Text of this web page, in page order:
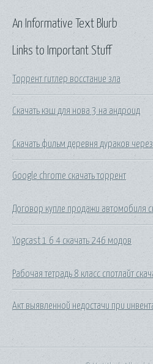
Links to Important Stuff
Торрент гитлер восстание зла
Скачать кэш для нова 3 на андроид
Скачать фильм деревня дураков
Google chrome скачать торрент
Договор купле продажи автомобиля
Yogcast 1 6 4 скачать 246 модов
Рабочая тетрадь 8 класс спотлайт
Акт выявленной недостачи при
An Informative Text Blurb